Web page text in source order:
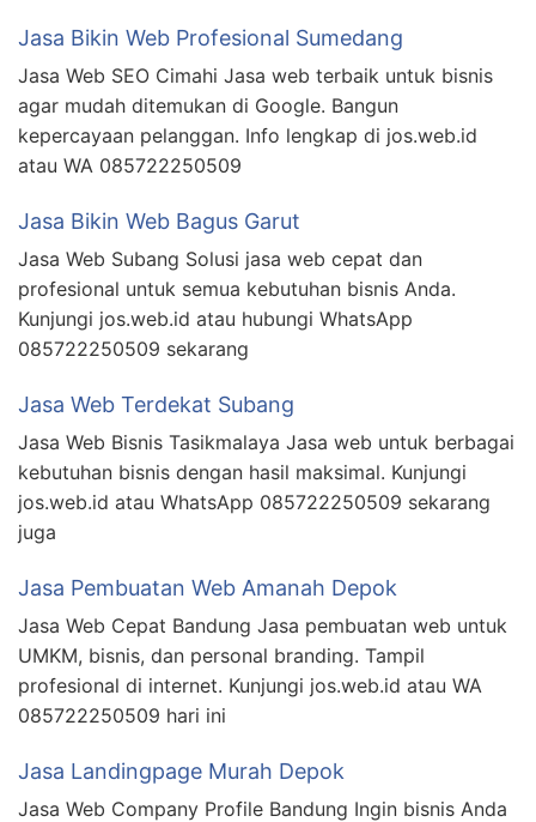
Jasa Bikin Web Profesional Sumedang
Jasa Web SEO Cimahi Jasa web terbaik untuk bisnis
agar mudah ditemukan di Google. Bangun
kepercayaan pelanggan. Info lengkap di jos.web.id
atau WA 085722250509
Jasa Bikin Web Bagus Garut
Jasa Web Subang Solusi jasa web cepat dan
profesional untuk semua kebutuhan bisnis Anda.
Kunjungi jos.web.id atau hubungi WhatsApp
085722250509 sekarang
Jasa Web Terdekat Subang
Jasa Web Bisnis Tasikmalaya Jasa web untuk berbagai
kebutuhan bisnis dengan hasil maksimal. Kunjungi
jos.web.id atau WhatsApp 085722250509 sekarang
juga
Jasa Pembuatan Web Amanah Depok
Jasa Web Cepat Bandung Jasa pembuatan web untuk
UMKM, bisnis, dan personal branding. Tampil
profesional di internet. Kunjungi jos.web.id atau WA
085722250509 hari ini
Jasa Landingpage Murah Depok
Jasa Web Company Profile Bandung Ingin bisnis Anda